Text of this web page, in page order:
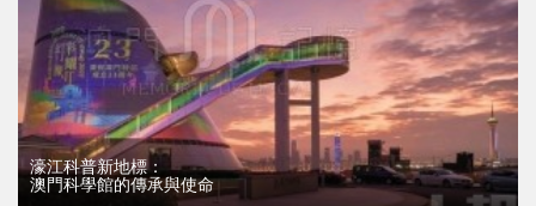
濠江科普新地標：
澳門科學館的傳承與使命